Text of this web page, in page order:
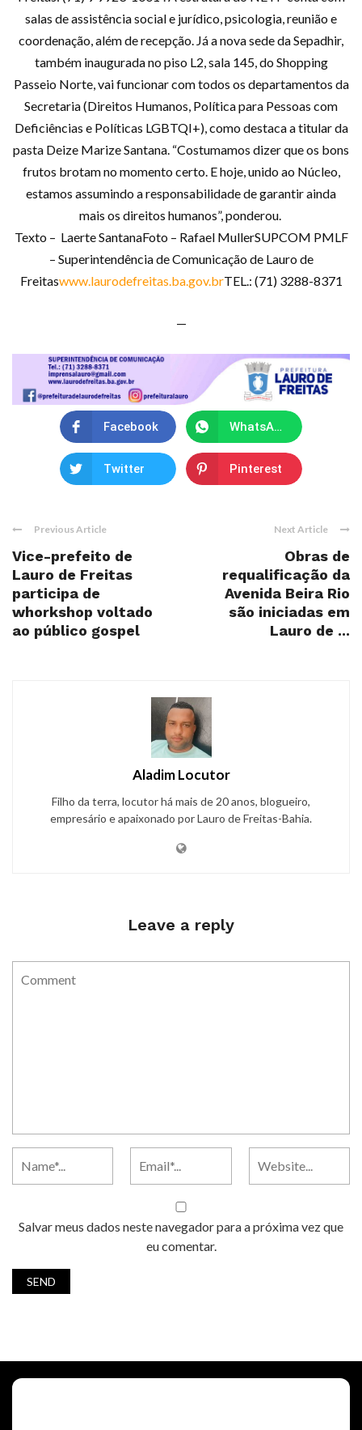
salas de assistência social e jurídico, psicologia, reunião e
coordenação, além de recepção. Já a nova sede da Sepadhir,
também inaugurada no piso L2, sala 145, do Shopping
Passeio Norte, vai funcionar com todos os departamentos da
Secretaria (Direitos Humanos, Política para Pessoas com
Deficiências e Políticas LGBTQI+), como destaca a titular da
pasta Deize Marize Santana. “Costumamos dizer que os bons
frutos brotam no momento certo. E hoje, unido ao Núcleo,
estamos assumindo a responsabilidade de garantir ainda
mais os direitos humanos”, ponderou.
Texto – Laerte SantanaFoto – Rafael MullerSUPCOM PMLF
– Superintendência de Comunicação de Lauro de
Freitaswww.laurodefreitas.ba.gov.brTEL.: (71) 3288-8371
—
Facebook WhatsApp
Twitter Pinterest
Previous Article
Vice-prefeito de
Lauro de Freitas
participa de
whorkshop voltado
ao público gospel
Next Article
Obras de
requalificação da
Avenida Beira Rio
são iniciadas em
Lauro de ...
Aladim Locutor
Filho da terra, locutor há mais de 20 anos, blogueiro,
empresário e apaixonado por Lauro de Freitas-Bahia.
Leave a reply
Salvar meus dados neste navegador para a próxima vez que
eu comentar.